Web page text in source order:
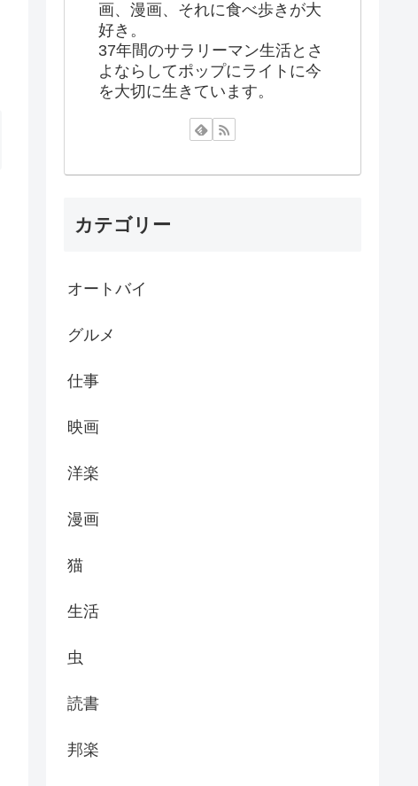
画、漫画、それに食べ歩きが大
好き。
37年間のサラリーマン生活とさ
よならしてポップにライトに今
を大切に生きています。
カテゴリー
オートバイ
グルメ
仕事
映画
洋楽
漫画
猫
生活
虫
読書
邦楽